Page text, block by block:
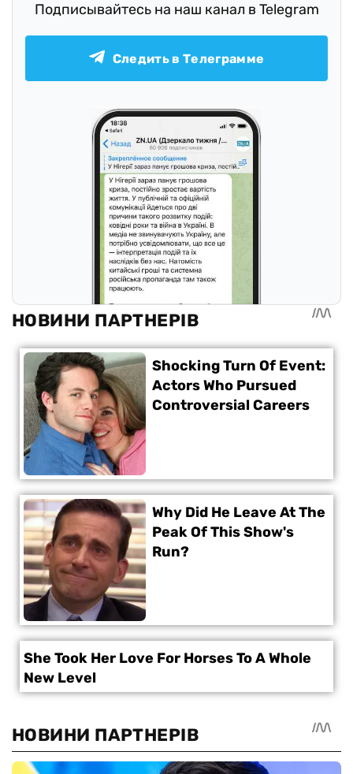
Подписывайтесь на наш канал в Telegram
Следить в Телеграмме